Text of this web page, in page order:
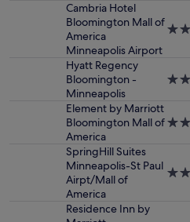
2 Erwachsenen
gefunden
Verfügbarkeiten
zusätzliche
Bedingungen
Cambria Hotel
Bloomington Mall of
America
Minneapolis Airport
3.0-
Hyatt Regency
Bloomington -
Minneapolis
4.0-
Element by Marriott
Bloomington Mall of
America
3.0-
SpringHill Suites
Minneapolis-St Paul
Airpt/Mall of
America
3.0-
Residence Inn by